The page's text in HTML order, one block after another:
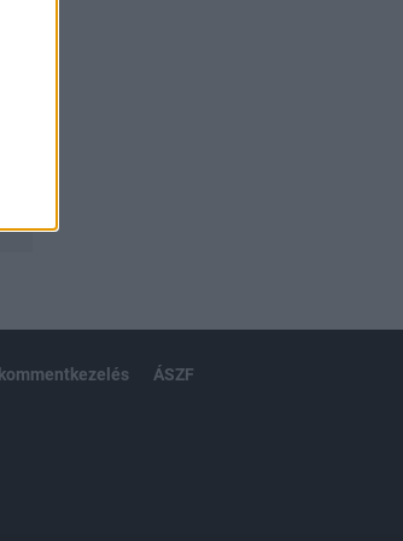
kommentkezelés ÁSZF